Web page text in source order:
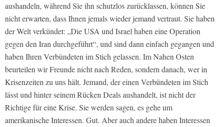
aushandeln, während Sie ihn schutzlos zurücklassen, können Sie
nicht erwarten, dass Ihnen jemals wieder jemand vertraut. Sie haben
der Welt verkündet: „Die USA und Israel haben eine Operation
gegen den Iran durchgeführt“, und sind dann einfach gegangen und
haben Ihren Verbündeten im Stich gelassen. Im Nahen Osten
beurteilen wir Freunde nicht nach Reden, sondern danach, wer in
Krisenzeiten zu uns hält. Jemand, der einen Verbündeten im Stich
lässt und hinter seinem Rücken Deals aushandelt, ist nicht der
Richtige für eine Krise. Sie werden sagen, es gehe um
amerikanische Interessen. Gut. Aber auch andere haben Interessen